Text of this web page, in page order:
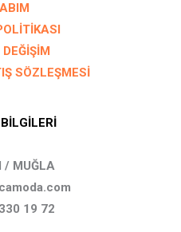
SÖZLEŞMESİ
/ MUĞLA
19 72